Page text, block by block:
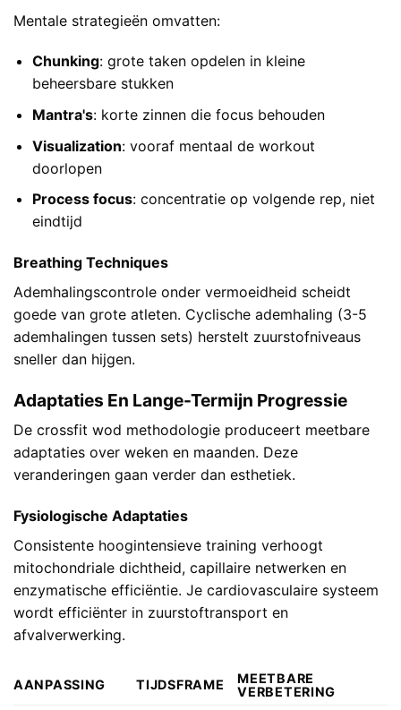
Mentale strategieën omvatten:
Chunking: grote taken opdelen in kleine
beheersbare stukken
Mantra's: korte zinnen die focus behouden
Visualization: vooraf mentaal de workout
doorlopen
Process focus: concentratie op volgende rep, niet
eindtijd
Breathing Techniques
Ademhalingscontrole onder vermoeidheid scheidt
goede van grote atleten. Cyclische ademhaling (3-5
ademhalingen tussen sets) herstelt zuurstofniveaus
sneller dan hijgen.
Adaptaties En Lange-Termijn Progressie
De crossfit wod methodologie produceert meetbare
adaptaties over weken en maanden. Deze
veranderingen gaan verder dan esthetiek.
Fysiologische Adaptaties
Consistente hoogintensieve training verhoogt
mitochondriale dichtheid, capillaire netwerken en
enzymatische efficiëntie. Je cardiovasculaire systeem
wordt efficiënter in zuurstoftransport en
afvalverwerking.
AANPASSING TIJDSFRAME
MEETBARE
VERBETERING